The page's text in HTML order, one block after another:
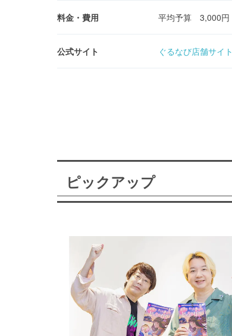
料金・費用 平均予算 3,000円
公式サイト ぐるなび店舗サイト
ピックアップ